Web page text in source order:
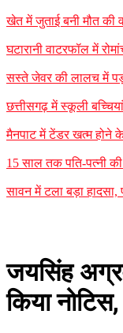
खेत में जुताई बनी मौत की
घटारानी वाटरफॉल में
सस्ते जेवर की लालच में
छत्तीसगढ़ में स्कूली
मैनपाट में टेंडर खत्म होने
15 साल तक पति-पत्नी
सावन में टला बड़ा
जयसिंह
किया